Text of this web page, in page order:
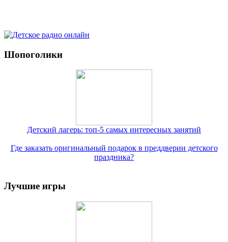
Шопоголики
Детский лагерь: топ-5 самых интересных занятий
Где заказать оригинальный подарок в преддверии детского
праздника?
Лучшие игры